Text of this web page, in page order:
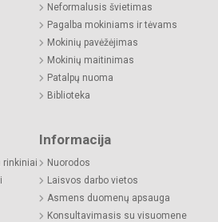
Neformalusis švietimas
Pagalba mokiniams ir tėvams
Mokinių pavėžėjimas
Mokinių maitinimas
Patalpų nuoma
Biblioteka
rinkiniai
Informacija
Nuorodos
Laisvos darbo vietos
Asmens duomenų apsauga
Konsultavimasis su visuomene